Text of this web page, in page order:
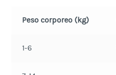
Peso corporeo (kg)
1-6